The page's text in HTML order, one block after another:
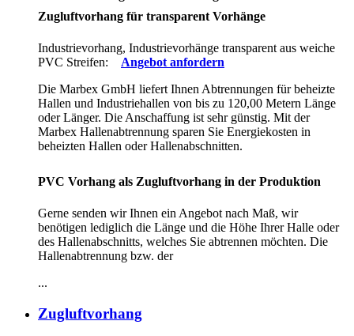
Zugluftvorhang für transparent Vorhänge
Industrievorhang, Industrievorhänge transparent aus weiche
PVC Streifen:
Angebot anfordern
Die Marbex GmbH liefert Ihnen Abtrennungen für beheizte
Hallen und Industriehallen von bis zu 120,00 Metern Länge
oder Länger. Die Anschaffung ist sehr günstig. Mit der
Marbex Hallenabtrennung sparen Sie Energiekosten in
beheizten Hallen oder Hallenabschnitten.
PVC Vorhang als Zugluftvorhang in der Produktion
Gerne senden wir Ihnen ein Angebot nach Maß, wir
benötigen lediglich die Länge und die Höhe Ihrer Halle oder
des Hallenabschnitts, welches Sie abtrennen möchten. Die
Hallenabtrennung bzw. der
...
Zugluftvorhang